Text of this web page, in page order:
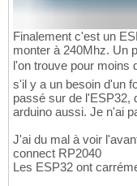
Finalement c'est un
monter à 240Mhz. Un
l'on trouve pour moins
s'il y a un besoin d'un
passé sur de l'ESP32,
arduino aussi. Je n'ai
J'ai du mal à voir
connect RP2040
Les ESP32 ont